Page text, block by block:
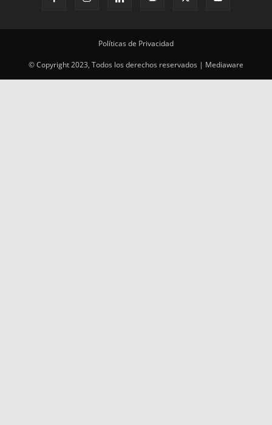
Políticas de Privacidad
© Copyright 2023, Todos los derechos reservados | Mediaware